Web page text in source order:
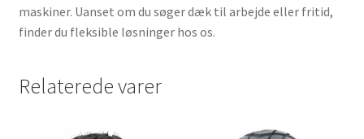
maskiner. Uanset om du søger dæk til arbejde eller fritid,
finder du fleksible løsninger hos os.
Relaterede varer